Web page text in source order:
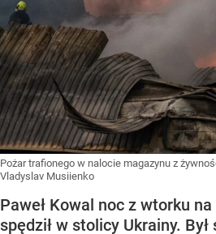
Pożar trafionego w nalocie magazynu z
Vladyslav Musiienko
Paweł Kowal noc z wtorku
spędził w stolicy Ukrainy.